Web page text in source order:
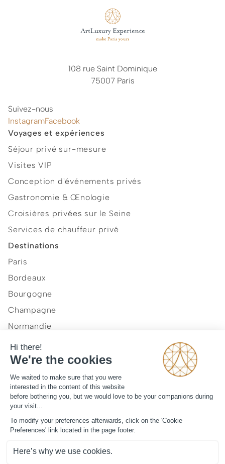
108 rue Saint Dominique
75007 Paris
Suivez-nous
InstagramFacebook
Voyages et expériences
Séjour privé sur-mesure
Visites VIP
Conception d'événements privés
Gastronomie & Œnologie
Croisières privées sur le Seine
Services de chauffeur privé
Destinations
Paris
Bordeaux
Bourgogne
Champagne
Normandie
Provence et Côte d'Azur
Vallée de la Loire
Notre vision
Journal
Mentions légales
CGV